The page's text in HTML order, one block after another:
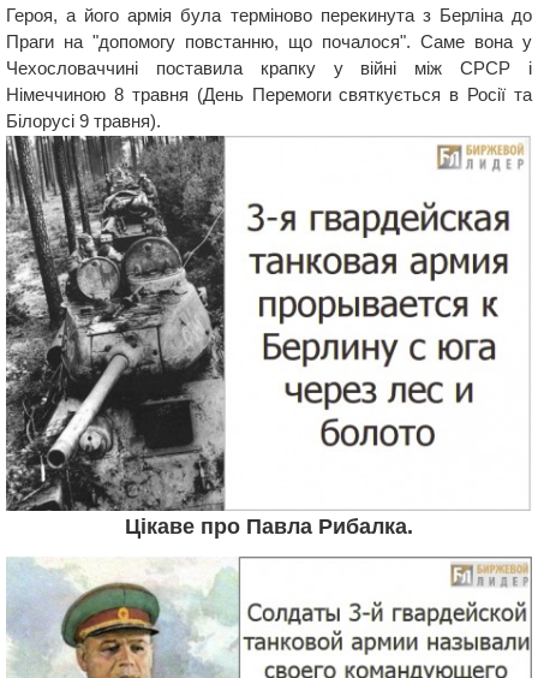
Героя, а його армія була терміново перекинута з Берліна до
Праги на "допомогу повстанню, що почалося". Саме вона у
Чехословаччині поставила крапку у війні між СРСР і
Німеччиною 8 травня (День Перемоги святкується в Росії та
Білорусі 9 травня).
Цікаве про Павла Рибалка.